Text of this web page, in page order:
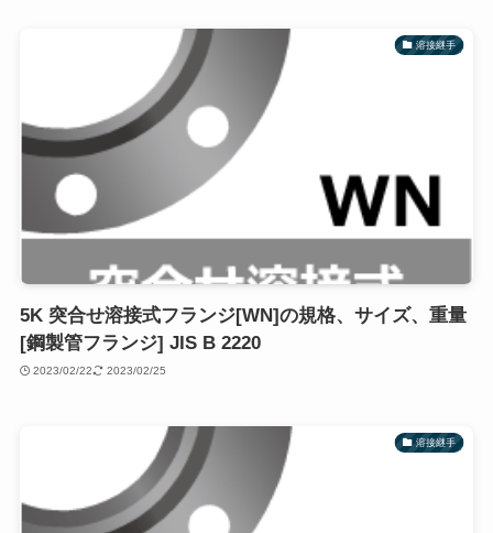
溶接継手
5K 突合せ溶接式フランジ[WN]の規格、サイズ、重量
[鋼製管フランジ] JIS B 2220
2023/02/22 2023/02/25
溶接継手